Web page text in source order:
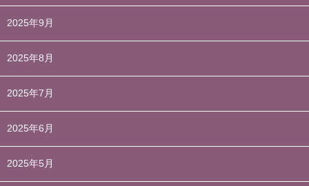
2025年9月
2025年8月
2025年7月
2025年6月
2025年5月